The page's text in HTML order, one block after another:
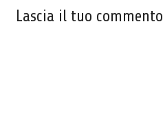
Lascia il tuo commento